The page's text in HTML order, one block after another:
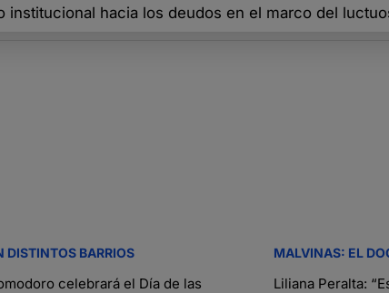
institucional hacia los deudos en el marco del
DISTINTOS BARRIOS
celebrará el Día de las
MALVINAS: EL
Liliana Peralta: